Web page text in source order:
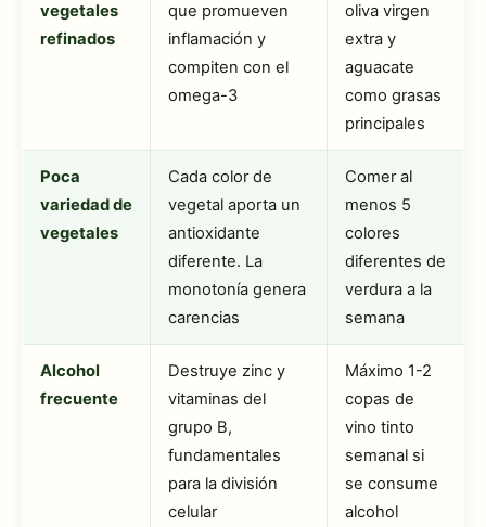
vegetales
refinados
que promueven
inflamación y
compiten con el
omega-3
oliva virgen
extra y
aguacate
como grasas
principales
Poca
variedad de
vegetales
Cada color de
vegetal aporta un
antioxidante
diferente. La
monotonía genera
carencias
Comer al
menos 5
colores
diferentes de
verdura a la
semana
Alcohol
frecuente
Destruye zinc y
vitaminas del
grupo B,
fundamentales
para la división
celular
Máximo 1-2
copas de
vino tinto
semanal si
se consume
alcohol